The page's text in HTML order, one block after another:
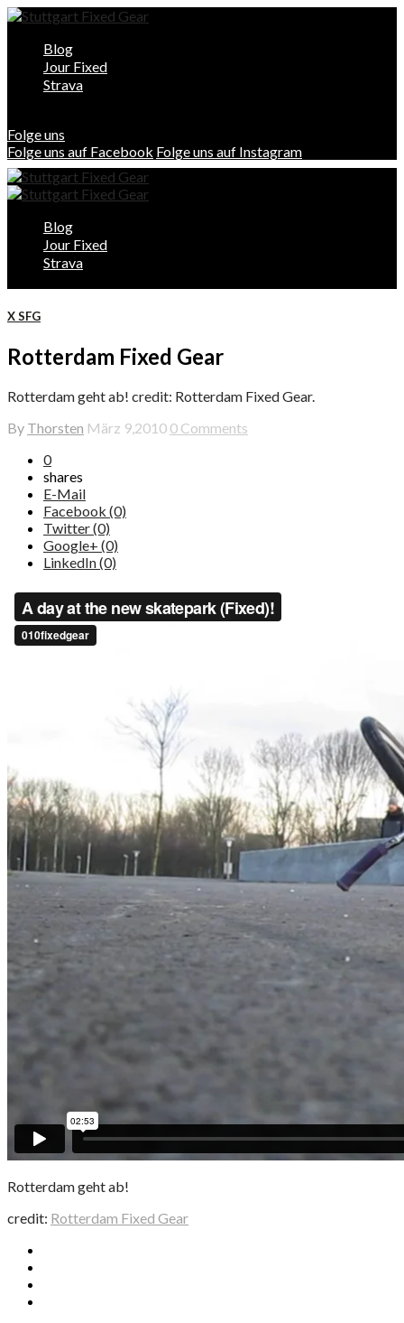
Blog
Jour Fixed
Strava
Folge uns
Folge uns auf Facebook Folge uns auf Instagram
Blog
Jour Fixed
Strava
X SFG
Rotterdam Fixed Gear
Rotterdam geht ab! credit: Rotterdam Fixed Gear.
By Thorsten März 9,2010 0 Comments
0
shares
E-Mail
Facebook (0)
Twitter (0)
Google+ (0)
LinkedIn (0)
Rotterdam geht ab!
credit: Rotterdam Fixed Gear